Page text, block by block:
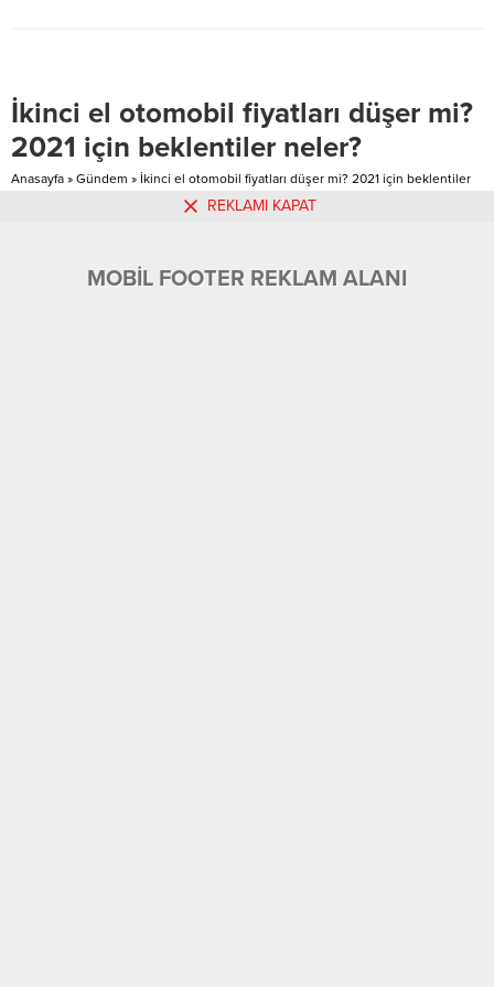
İkinci el otomobil fiyatları düşer mi?
2021 için beklentiler neler?
Anasayfa » Gündem » İkinci el otomobil fiyatları düşer mi? 2021 için beklentiler
dönemde durağanlığa giren 2. el piyasasında en çok
REKLAMI KAPAT
MOBİL FOOTER REKLAM ALANI